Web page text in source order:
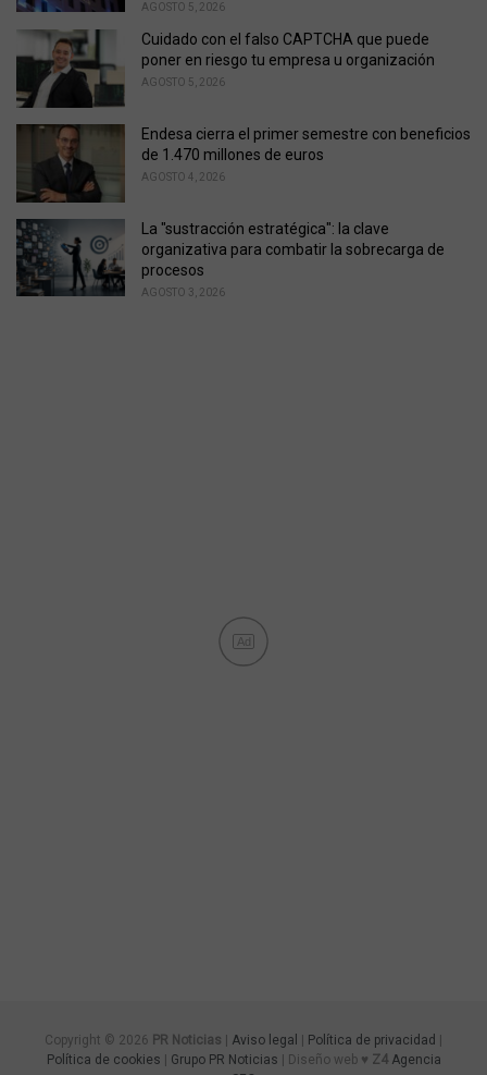
AGOSTO 5, 2026
Cuidado con el falso CAPTCHA que puede
poner en riesgo tu empresa u organización
AGOSTO 5, 2026
Endesa cierra el primer semestre con beneficios
de 1.470 millones de euros
AGOSTO 4, 2026
La "sustracción estratégica": la clave
organizativa para combatir la sobrecarga de
procesos
AGOSTO 3, 2026
Ad
Copyright © 2026 PR Noticias | Aviso legal | Política de privacidad |
Política de cookies | Grupo PR Noticias | Diseño web ♥ Z4 Agencia